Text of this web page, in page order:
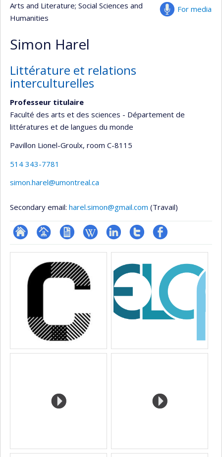
For media
Arts and Literature; Social Sciences and
Humanities
Simon Harel
Littérature et relations
interculturelles
Professeur titulaire
Faculté des arts et des sciences - Département de
littératures et de langues du monde
Pavillon Lionel-Groulx, room C-8115
514 343-7781
simon.harel@umontreal.ca
Secondary email: harel.simon@gmail.com (Travail)
ResearchGate
Page
(faculté,département,école)
CV Wiki LinkedInCompteProfil
Media